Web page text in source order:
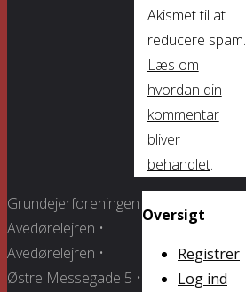
Akismet til at
reducere spam.
Læs om
hvordan din
kommentar
bliver
behandlet.
Oversigt
Registrer
Log ind
Grundejerforeningen
Avedørelejren •
Avedørelejren •
Østre Messegade 5 •